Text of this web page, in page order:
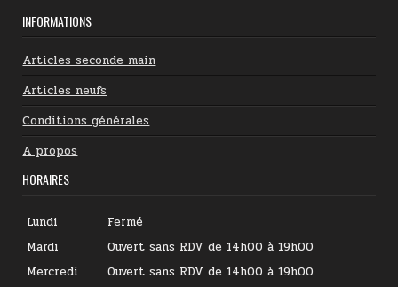
INFORMATIONS
Articles seconde main
Articles neufs
Conditions générales
A propos
HORAIRES
Lundi
Fermé
Mardi
Ouvert sans RDV de 14h00 à 19h00
Mercredi
Ouvert sans RDV de 14h00 à 19h00